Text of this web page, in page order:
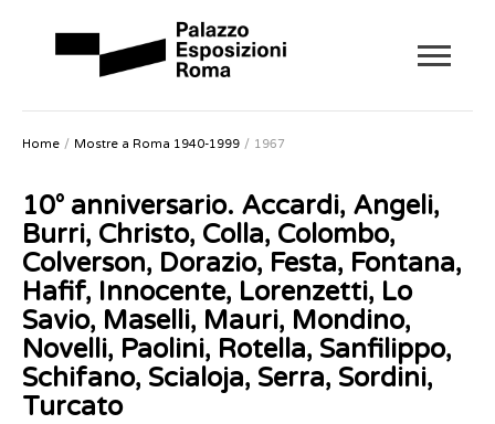
Home Mostre a Roma 1940-1999 1967
10° anniversario. Accardi, Angeli,
Burri, Christo, Colla, Colombo,
Colverson, Dorazio, Festa, Fontana,
Hafif, Innocente, Lorenzetti, Lo
Savio, Maselli, Mauri, Mondino,
Novelli, Paolini, Rotella, Sanfilippo,
Schifano, Scialoja, Serra, Sordini,
Turcato